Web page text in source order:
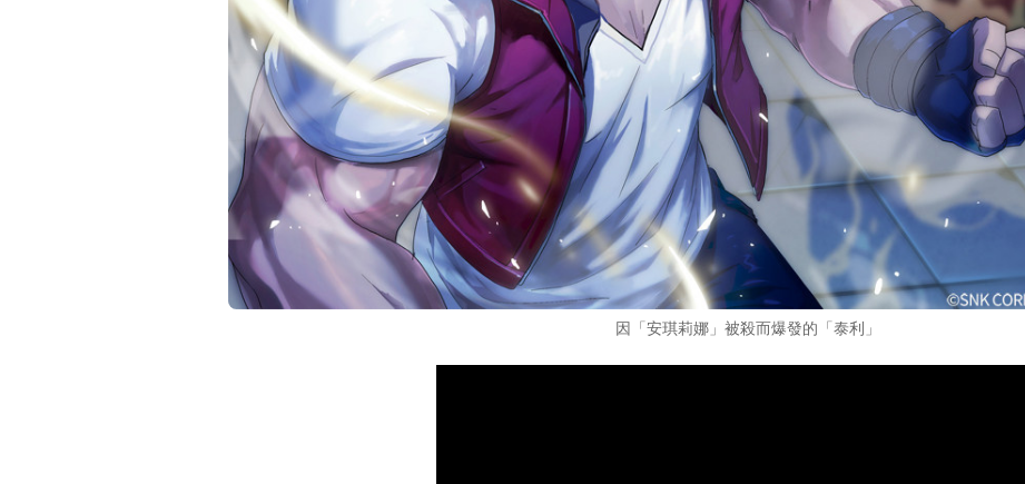
因「安琪莉娜」被殺而爆發的「泰利」